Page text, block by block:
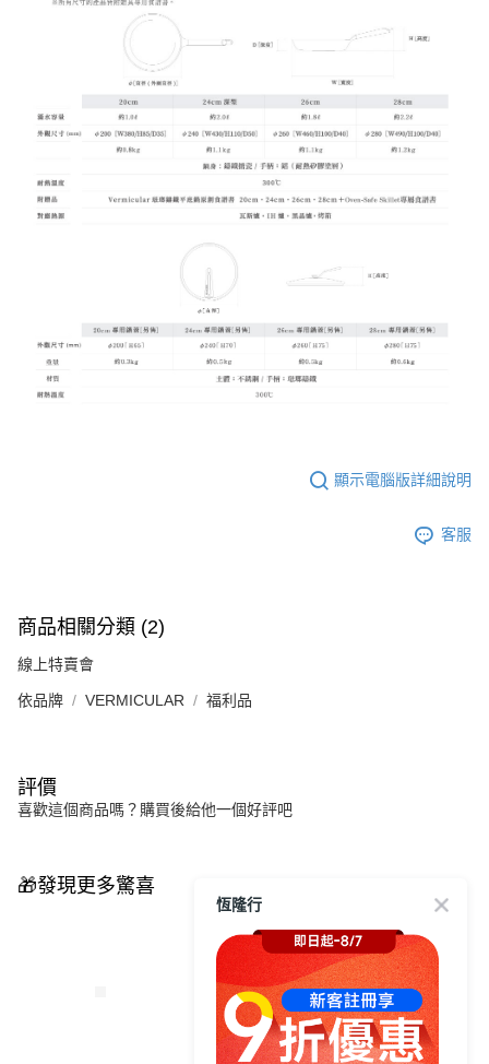
顯示電腦版詳細說明
客服
商品相關分類 (2)
線上特賣會
依品牌 VERMICULAR 福利品
評價
喜歡這個商品嗎？購買後給他一個好評吧
🎁發現更多驚喜
恆隆行